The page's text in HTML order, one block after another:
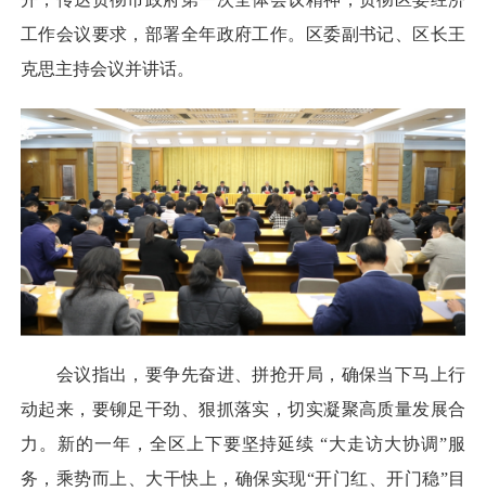
工作会议要求，部署全年政府工作。区委副书记、区长王
克思主持会议并讲话。
会议指出，要争先奋进、拼抢开局，确保当下马上行
动起来，要铆足干劲、狠抓落实，切实凝聚高质量发展合
力。新的一年，全区上下要坚持延续 “大走访大协调”服
务，乘势而上、大干快上，确保实现“开门红、开门稳”目